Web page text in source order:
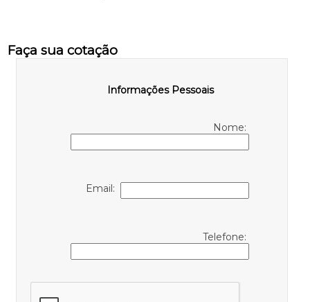
Faça sua cotação
Informações Pessoais
Nome:
Email:
Telefone: